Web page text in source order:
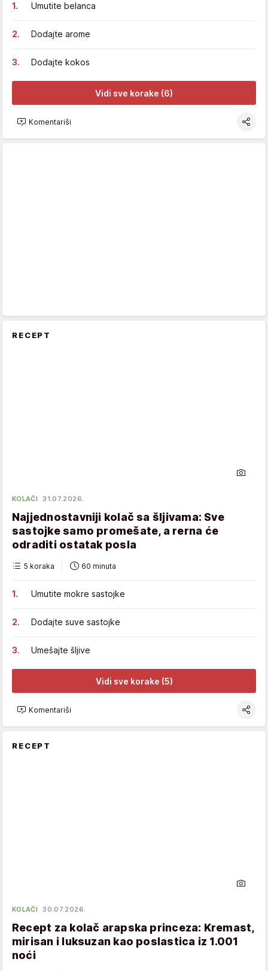
Umutite belanca
Dodajte arome
Dodajte kokos
Vidi sve korake (6)
Komentariši
RECEPT
KOLAČI 31.07.2026.
Najjednostavniji kolač sa šljivama: Sve
sastojke samo promešate, a rerna će
odraditi ostatak posla
5 koraka 60 minuta
Umutite mokre sastojke
Dodajte suve sastojke
Umešajte šljive
Vidi sve korake (5)
Komentariši
RECEPT
KOLAČI 30.07.2026.
Recept za kolač arapska princeza: Kremast,
mirisan i luksuzan kao poslastica iz 1.001
noći